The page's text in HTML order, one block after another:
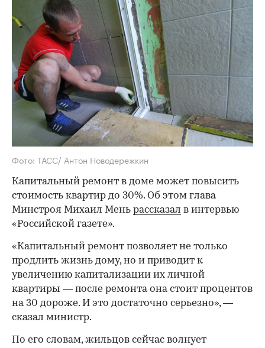
Фото: ТАСС/ Антон Новодережкин
Капитальный ремонт в доме может повысить
стоимость квартир до 30%. Об этом глава
Минстроя Михаил Мень рассказал в интервью
«Российской газете».
«Капитальный ремонт позволяет не только
продлить жизнь дому, но и приводит к
увеличению капитализации их личной
квартиры — после ремонта она стоит процентов
на 30 дороже. И это достаточно серьезно», —
сказал министр.
По его словам, жильцов сейчас волнует